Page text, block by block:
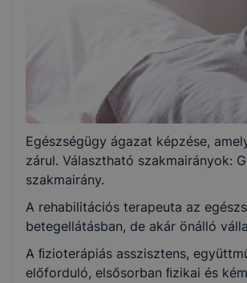
1 év
Választható szakmairányok:
Gyógymasszőr
Fizioterápiás asszisztens
KKK/PTT
KKK letöltése (pdf)
PTT letöltése (pdf)
Egészségügy ágazat képzése,
zárul. Választható szakmairányok:
szakmairány.
A rehabilitációs terapeuta az
betegellátásban, de akár önálló
A ﬁzioterápiás asszisztens,
előforduló, elsősorban ﬁzikai és